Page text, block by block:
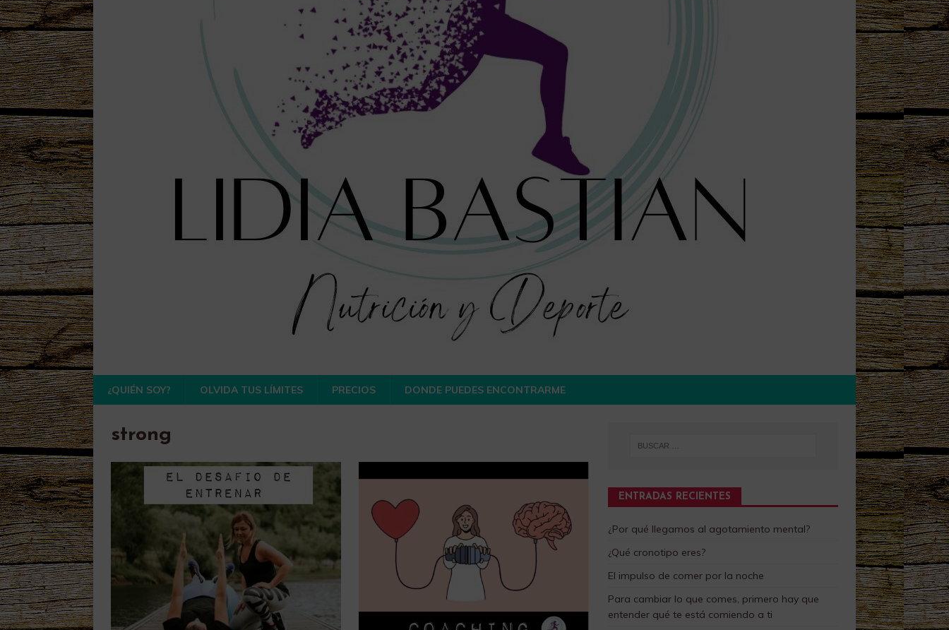
¿QUIÉN SOY? OLVIDA TUS LÍMITES PRECIOS DONDE PUEDES ENCONTRARME
strong
ENTRADAS RECIENTES
¿Por qué llegamos al agotamiento mental?
¿Qué cronotipo eres?
El impulso de comer por la noche
Para cambiar lo que comes, primero hay que
entender qué te está comiendo a ti